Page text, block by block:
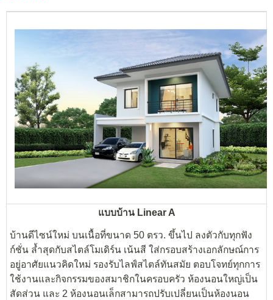
แบบบ้าน Linear A
บ้านดีไซน์ใหม่ บนเนื้อที่ขนาด 50 ตรว. ขึ้นไป ลงตัวกับทุกฟัง
ก์ชั่น ล้ำสุดกับสไตล์โมเดิร์น เน้นสี ใส่กรอบสร้างเอกลักษณ์การ
อยู่อาศัยแนวคิดใหม่ รองรับไลฟ์สไตล์ทันสมัย ตอบโจทย์ทุกการ
ใช้งานและกิจกรรมของสมาชิกในครอบครัว ห้องนอนใหญ่เป็น
สัดส่วน และ 2 ห้องนอนเล็กสามารถปรับเปลี่ยนเป็นห้องนอน